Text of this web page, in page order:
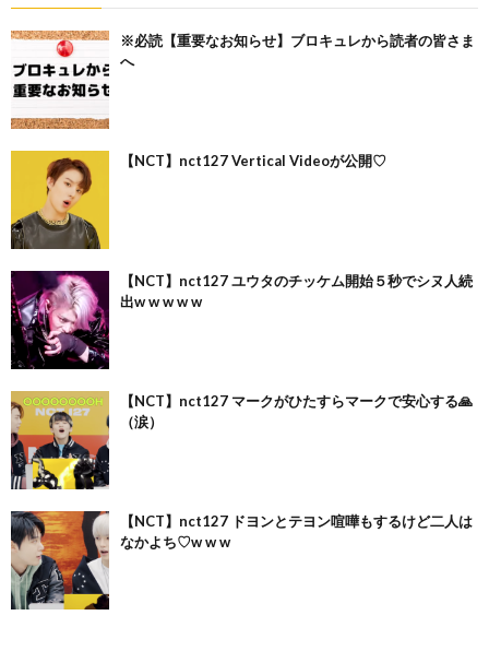
※必読【重要なお知らせ】ブロキュレから読者の皆さま
へ
【NCT】nct127 Vertical Videoが公開♡
【NCT】nct127 ユウタのチッケム開始５秒でシヌ人続
出w w w w w
【NCT】nct127 マークがひたすらマークで安心する🙏
（涙）
【NCT】nct127 ドヨンとテヨン喧嘩もするけど二人は
なかよち♡w w w